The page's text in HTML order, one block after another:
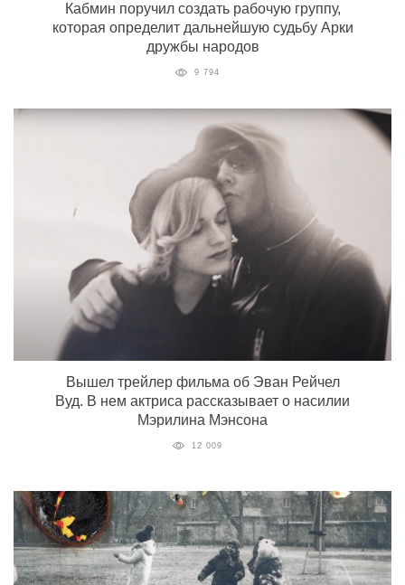
Кабмин поручил создать рабочую группу,
которая определит дальнейшую судьбу Арки
дружбы народов
9 794
Вышел трейлер фильма об Эван Рейчел
Вуд. В нем актриса рассказывает о насилии
Мэрилина Мэнсона
12 009